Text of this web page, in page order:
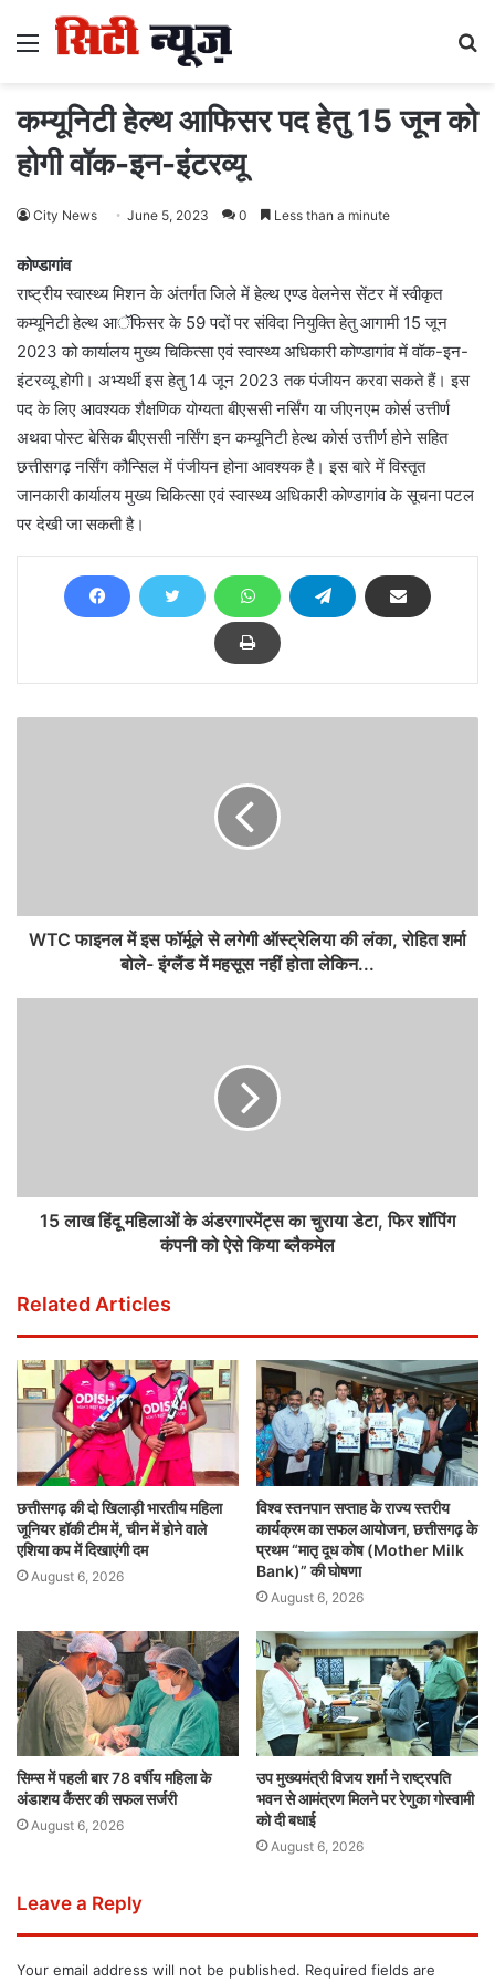
Menu
कम्यूनिटी हेल्थ आफिसर पद हेतु 15 जून को
होगी वॉक-इन-इंटरव्यू
City News June 5, 2023 0 Less than a minute
कोण्डागांव
राष्ट्रीय स्वास्थ्य मिशन के अंतर्गत जिले में हेल्थ एण्ड वेलनेस सेंटर में स्वीकृत
कम्यूनिटी हेल्थ आॅफिसर के 59 पदों पर संविदा नियुक्ति हेतु आगामी 15 जून
2023 को कार्यालय मुख्य चिकित्सा एवं स्वास्थ्य अधिकारी कोण्डागांव में वॉक-इन-
इंटरव्यू होगी। अभ्यर्थी इस हेतु 14 जून 2023 तक पंजीयन करवा सकते हैं। इस
पद के लिए आवश्यक शैक्षणिक योग्यता बीएससी नर्सिंग या जीएनएम कोर्स उत्तीर्ण
अथवा पोस्ट बेसिक बीएससी नर्सिंग इन कम्यूनिटी हेल्थ कोर्स उत्तीर्ण होने सहित
छत्तीसगढ़ नर्सिंग कौन्सिल में पंजीयन होना आवश्यक है। इस बारे में विस्तृत
जानकारी कार्यालय मुख्य चिकित्सा एवं स्वास्थ्य अधिकारी कोण्डागांव के सूचना पटल
पर देखी जा सकती है।
WTC फाइनल में इस फॉर्मूले से लगेगी ऑस्ट्रेलिया की लंका, रोहित शर्मा
बोले- इंग्लैंड में महसूस नहीं होता लेकिन...
15 लाख हिंदू महिलाओं के अंडरगारमेंट्स का चुराया डेटा, फिर शॉपिंग
कंपनी को ऐसे किया ब्लैकमेल
Related Articles
छत्तीसगढ़ की दो खिलाड़ी भारतीय महिला
जूनियर हॉकी टीम में, चीन में होने वाले
एशिया कप में दिखाएंगी दम
August 6, 2026
विश्व स्तनपान सप्ताह के राज्य स्तरीय
कार्यक्रम का सफल आयोजन, छत्तीसगढ़ के
प्रथम “मातृ दूध कोष (Mother Milk
Bank)” की घोषणा
August 6, 2026
सिम्स में पहली बार 78 वर्षीय महिला के
अंडाशय कैंसर की सफल सर्जरी
August 6, 2026
उप मुख्यमंत्री विजय शर्मा ने राष्ट्रपति
भवन से आमंत्रण मिलने पर रेणुका गोस्वामी
को दी बधाई
August 6, 2026
Leave a Reply
Your email address will not be published. Required fields are